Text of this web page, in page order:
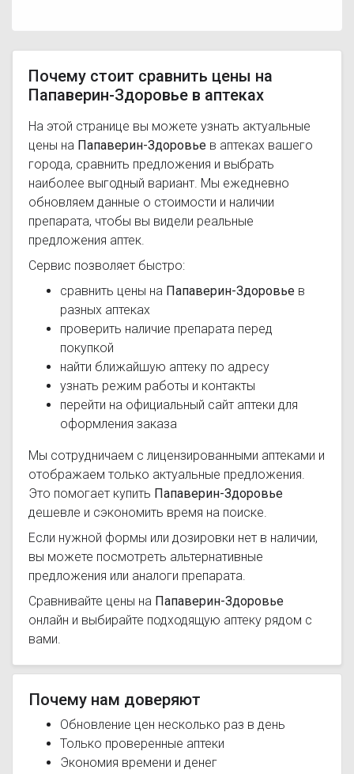
Почему стоит сравнить цены на
Папаверин-Здоровье в аптеках
На этой странице вы можете узнать актуальные
цены на Папаверин-Здоровье в аптеках вашего
города, сравнить предложения и выбрать
наиболее выгодный вариант. Мы ежедневно
обновляем данные о стоимости и наличии
препарата, чтобы вы видели реальные
предложения аптек.
Сервис позволяет быстро:
сравнить цены на Папаверин-Здоровье в
разных аптеках
проверить наличие препарата перед
покупкой
найти ближайшую аптеку по адресу
узнать режим работы и контакты
перейти на официальный сайт аптеки для
оформления заказа
Мы сотрудничаем с лицензированными аптеками и
отображаем только актуальные предложения.
Это помогает купить Папаверин-Здоровье
дешевле и сэкономить время на поиске.
Если нужной формы или дозировки нет в наличии,
вы можете посмотреть альтернативные
предложения или аналоги препарата.
Сравнивайте цены на Папаверин-Здоровье
онлайн и выбирайте подходящую аптеку рядом с
вами.
Почему нам доверяют
Обновление цен несколько раз в день
Только проверенные аптеки
Экономия времени и денег